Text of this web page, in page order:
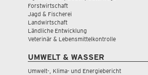
Forstwirtschaft
Jagd & Fischerei
Landwirtschaft
Ländliche Entwicklung
Veterinär & Lebensmittelkontrolle
UMWELT & WASSER
Umwelt-, Klima- und Energiebericht